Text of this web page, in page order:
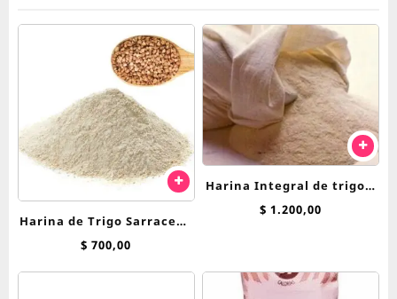
Harina de Trigo Sarraceno
x 100 grs
$ 700,00
Harina Integral de trigo 1
Kg
$ 1.200,00